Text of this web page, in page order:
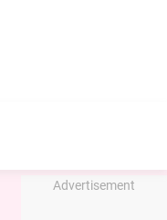
Advertisement